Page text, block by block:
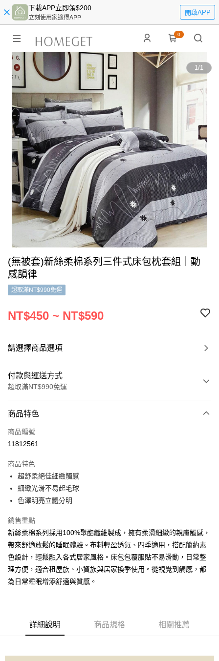
下載APP立即領$200
立刻使用家適得APP
開啟APP
0
1/1
(無被套)新絲柔棉系列三件式床包枕套組｜動
感韻律
超取滿NT$990免運
NT$450 ~ NT$590
請選擇商品選項
付款與運送方式
超取滿NT$990免運
信用卡一次付款
信用卡分期付款
合作金庫商業銀行
華南商業銀行
上海商業儲蓄銀行
國泰世華商業銀行
匯豐（台灣）商業銀行
聯邦商業銀行
遠東國際商業銀行
元大商業銀行
永豐商業銀行
台新國際商業銀行
中國信託商業銀行
台灣樂天信用卡公司
超商取貨付款
LINE Pay
街口支付
悠遊付
Google Pay
全盈+PAY
【大哥付你分期使用說明】
1.本服務由台灣大哥大提供，台灣大哥大用戶可立即使用無須另外申請。
成交易。
AFTEE先享後付
商品特色
商品編號
11812561
商品特色
超舒柔絕佳細緻觸感
細緻光滑不易起毛球
色澤明亮立體分明
銷售重點
新絲柔棉系列採用100%聚酯纖維製成，擁有柔滑細緻的親膚觸感，
帶來舒適放鬆的睡眠體驗。布料輕盈透氣、四季適用，搭配簡約素
色設計，輕鬆融入各式居家風格。床包包覆服貼不易滑動，日常整
理方便，適合租屋族、小資族與居家換季使用。從視覺到觸感，都
為日常睡眠增添舒適與質感。
詳細說明 商品規格 相關推薦